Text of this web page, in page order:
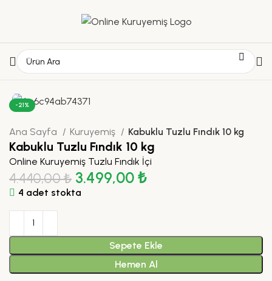
-21%
Ana Sayfa Kuruyemiş Kabuklu Tuzlu Fındık 10 kg
Kabuklu Tuzlu Fındık 10 kg
Online Kuruyemiş Tuzlu Fındık İçi
4.440,00₺ 3.499,00₺
4 adet stokta
Sepete Ekle
Hemen Al